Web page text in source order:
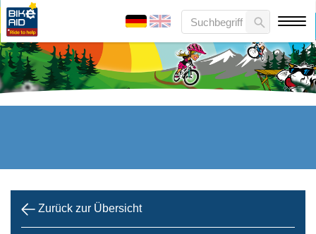
Zurück zur Übersicht